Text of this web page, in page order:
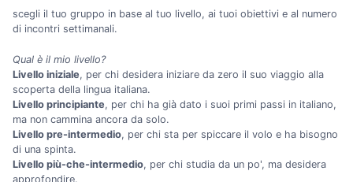
scegli il tuo gruppo in base al tuo livello, ai tuoi obiettivi e al numero
di incontri settimanali.
Qual è il mio livello?
Livello iniziale, per chi desidera iniziare da zero il suo viaggio alla
scoperta della lingua italiana.
Livello principiante, per chi ha già dato i suoi primi passi in italiano,
ma non cammina ancora da solo.
Livello pre-intermedio, per chi sta per spiccare il volo e ha bisogno
di una spinta.
Livello più-che-intermedio, per chi studia da un po', ma desidera
approfondire.